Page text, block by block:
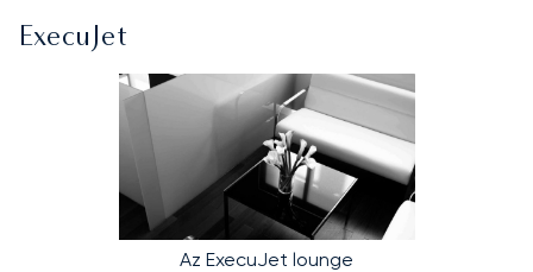
ExecuJet
Az ExecuJet lounge